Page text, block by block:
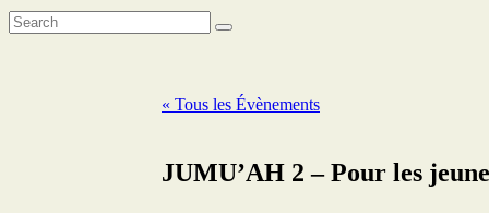
« Tous les Évènements
JUMU’AH 2 – Pour les